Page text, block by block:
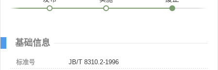
基础信息
标准号
JB/T 8310.2-1996